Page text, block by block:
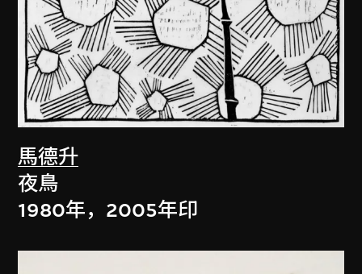
馬德升
夜鳥
1980年，2005年印